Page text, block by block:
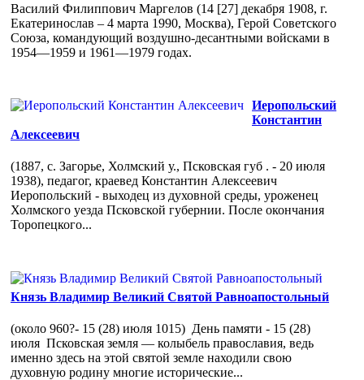
Василий Филиппович Маргелов (14 [27] декабря 1908, г.
Екатеринослав – 4 марта 1990, Москва), Герой Советского
Союза, командующий воздушно-десантными войсками в
1954—1959 и 1961—1979 годах.
Иеропольский
Константин
Алексеевич
(1887, с. Загорье, Холмский у., Псковская губ . - 20 июля
1938), педагог, краевед Константин Алексеевич
Иеропольский - выходец из духовной среды, уроженец
Холмского уезда Псковской губернии. После окончания
Торопецкого...
Князь Владимир Великий Святой Равноапостольный
(около 960?- 15 (28) июля 1015) День памяти - 15 (28)
июля Псковская земля — колыбель православия, ведь
именно здесь на этой святой земле находили свою
духовную родину многие исторические...